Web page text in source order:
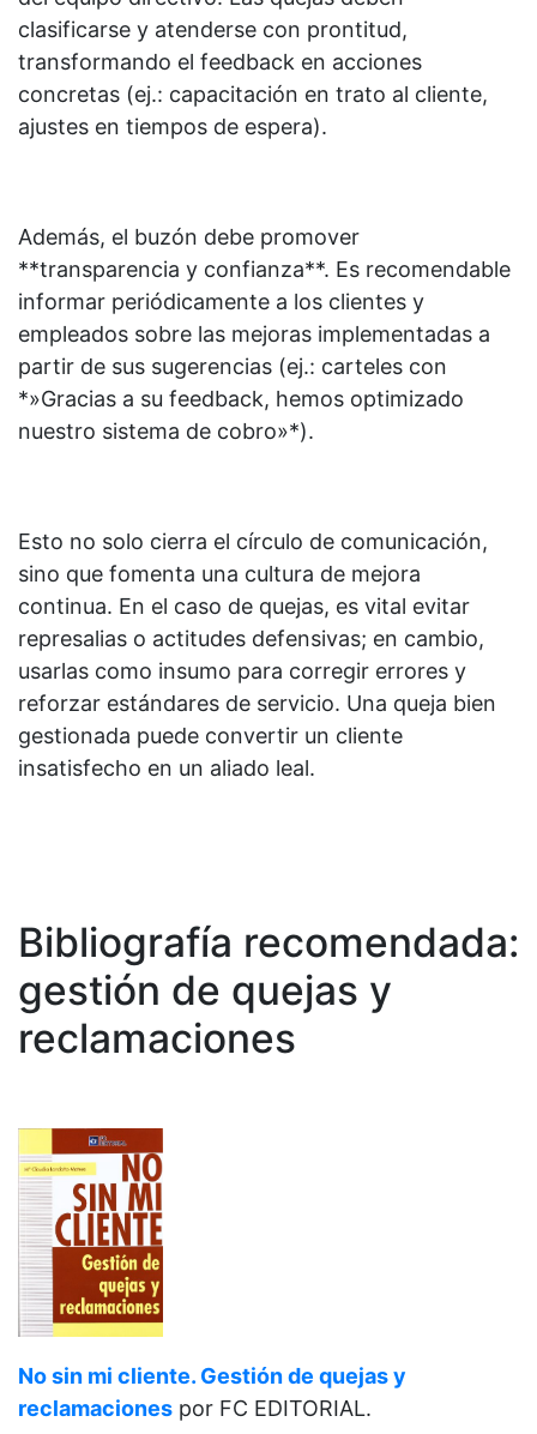
clasificarse y atenderse con prontitud,
transformando el feedback en acciones
concretas (ej.: capacitación en trato al cliente,
ajustes en tiempos de espera).
Además, el buzón debe promover
**transparencia y confianza**. Es recomendable
informar periódicamente a los clientes y
empleados sobre las mejoras implementadas a
partir de sus sugerencias (ej.: carteles con
*»Gracias a su feedback, hemos optimizado
nuestro sistema de cobro»*).
Esto no solo cierra el círculo de comunicación,
sino que fomenta una cultura de mejora
continua. En el caso de quejas, es vital evitar
represalias o actitudes defensivas; en cambio,
usarlas como insumo para corregir errores y
reforzar estándares de servicio. Una queja bien
gestionada puede convertir un cliente
insatisfecho en un aliado leal.
Bibliografía recomendada:
gestión de quejas y
reclamaciones
No sin mi cliente. Gestión de quejas y
reclamaciones por FC EDITORIAL.